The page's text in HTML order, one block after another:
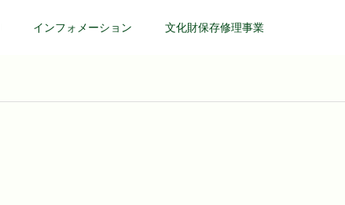
インフォメーション 文化財保存修理事業